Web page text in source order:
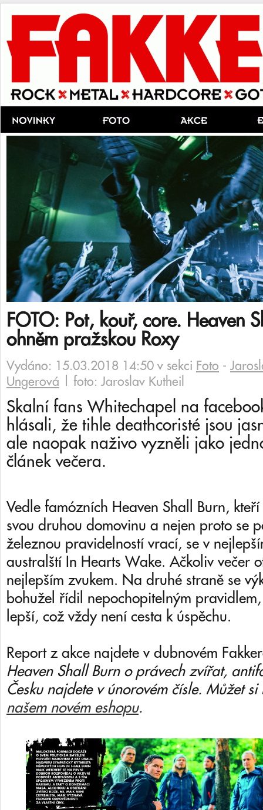
FOTO: Pot, kouř, core. Heaven
ohněm pražskou Roxy
Vydáno: 15.03.2018 14:50 v sekci Foto -
Ungerová | foto: Jaroslav Kutheil
Skalní fans Whitechapel na
hlásali, že tihle deathcoristé jsou
ale naopak naživo vyzněli jako
článek večera.
Vedle famózních Heaven Shall Burn,
svou druhou domovinu a nejen proto se
železnou pravidelností vrací, se v
australští In Hearts Wake. Ačkoliv večer
nejlepším zvukem. Na druhé straně se
bohužel řídil nepochopitelným
lepší, což vždy není cesta k úspěchu.
Report z akce najdete v dubnovém
Heaven Shall Burn o právech zvířat,
Česku najdete v únorovém čísle. Můžet
našem novém eshopu.